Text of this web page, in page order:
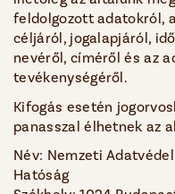
feldolgozott adatokról,
céljáról, jogalapjáról,
nevéről, címéről és az
tevékenységéről.
Kifogás esetén
panasszal élhetnek az
Név: Nemzeti
Hatóság